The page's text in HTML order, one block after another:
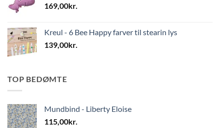
169,00kr.
Kreul - 6 Bee Happy farver til stearin lys
139,00kr.
TOP BEDØMTE
Mundbind - Liberty Eloise
115,00kr.